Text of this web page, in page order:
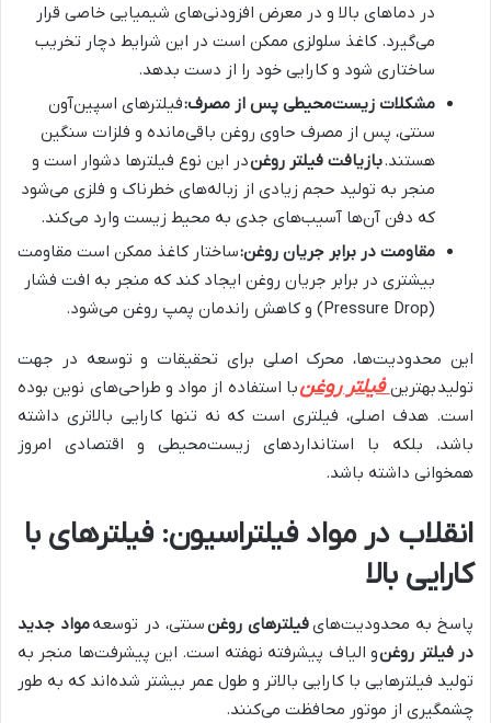
در دماهای بالا و در معرض افزودنی‌های شیمیایی خاصی قرار
می‌گیرد. کاغذ سلولزی ممکن است در این شرایط دچار تخریب
ساختاری شود و کارایی خود را از دست بدهد.
مشکلات زیست‌محیطی پس از مصرف:فیلترهای اسپین‌آون
سنتی، پس از مصرف حاوی روغن باقی‌مانده و فلزات سنگین
هستند.بازیافت فیلتر روغندر این نوع فیلترها دشوار است و
منجر به تولید حجم زیادی از زباله‌های خطرناک و فلزی می‌شود
که دفن آن‌ها آسیب‌های جدی به محیط زیست وارد می‌کند.
مقاومت در برابر جریان روغن:ساختار کاغذ ممکن است مقاومت
بیشتری در برابر جریان روغن ایجاد کند که منجر به افت فشار
(Pressure Drop) و کاهش راندمان پمپ روغن می‌شود.
این محدودیت‌ها، محرک اصلی برای تحقیقات و توسعه در جهت
تولیدبهترینفیلتر روغنبا استفاده از مواد و طراحی‌های نوین بوده
است. هدف اصلی، فیلتری است که نه تنها کارایی بالاتری داشته
باشد، بلکه با استانداردهای زیست‌محیطی و اقتصادی امروز
همخوانی داشته باشد.
انقلاب در مواد فیلتراسیون: فیلترهای با
کارایی بالا
پاسخ به محدودیت‌هایفیلترهای روغنسنتی، در توسعهمواد جدید
در فیلتر روغنو الیاف پیشرفته نهفته است. این پیشرفت‌ها منجر به
تولید فیلترهایی با کارایی بالاتر و طول عمر بیشتر شده‌اند که به طور
چشمگیری از موتور محافظت می‌کنند.